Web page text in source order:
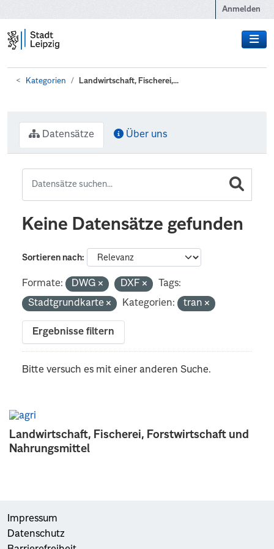
Anmelden
Kategorien Landwirtschaft, Fischerei,...
Landwirtschaft, Fischerei, Forstwirtschaft und
Nahrungsmittel
Datensätze Über uns
Keine Datensätze gefunden
Sortieren nach
Formate: DWG DXF
Tags:
Stadtgrundkarte
Kategorien: tran
Ergebnisse filtern
Bitte versuch es mit einer anderen Suche.
Impressum
Datenschutz